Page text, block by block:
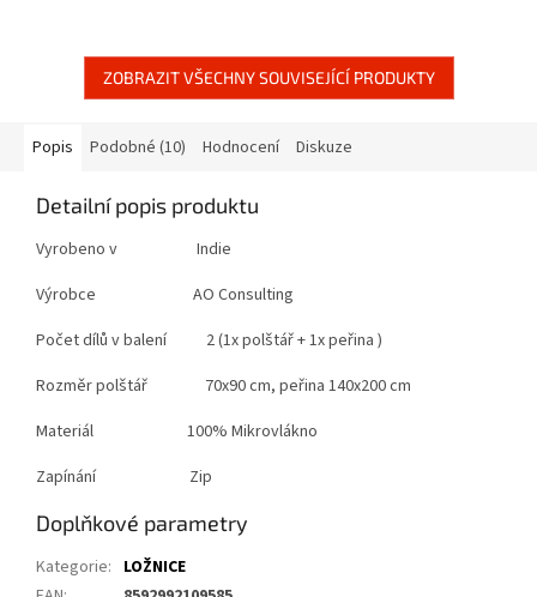
ZOBRAZIT VŠECHNY SOUVISEJÍCÍ PRODUKTY
Popis Podobné (10) Hodnocení Diskuze
Detailní popis produktu
Vyrobeno v Indie
Výrobce AO Consulting
Počet dílů v balení 2 (1x polštář + 1x peřina )
Rozměr polštář 70x90 cm, peřina 140x200 cm
Materiál 100% Mikrovlákno
Zapínání Zip
Doplňkové parametry
Kategorie: LOŽNICE